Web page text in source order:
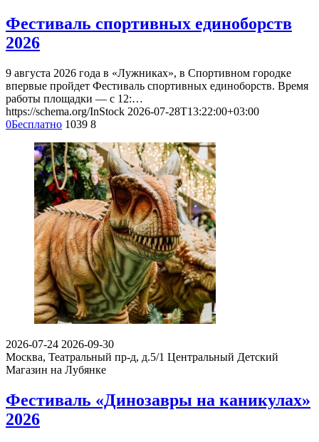
Фестиваль спортивных единоборств
2026
9 августа 2026 года в «Лужниках», в Спортивном городке
впервые пройдет Фестиваль спортивных единоборств. Время
работы площадки — с 12:…
https://schema.org/InStock 2026-07-28T13:22:00+03:00
0Бесплатно 1039 8
2026-07-24 2026-09-30
Москва, Театральный пр-д, д.5/1 Центральный Детский
Магазин на Лубянке
Фестиваль «Динозавры на каникулах»
2026